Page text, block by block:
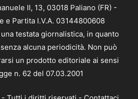
II, 13, 03018 Paliano (FR) -
e Partita I.V.A. 03144800608
testata giornalistica, in quanto
alcuna periodicità. Non può
un prodotto editoriale ai sensi
n. 62 del 07.03.2001